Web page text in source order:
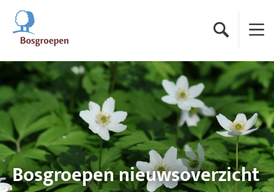
Ga naar de startpagina
Zoeken Menu
Bosgroepen nieuwsoverzicht